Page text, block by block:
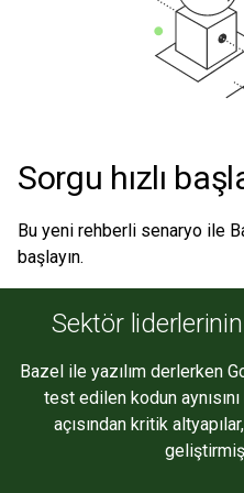
Sorgu hızlı
Bu yeni rehberli senaryo ile
başlayın.
Sektör
Bazel ile yazılım derlerken
test edilen kodun
açısından kritik